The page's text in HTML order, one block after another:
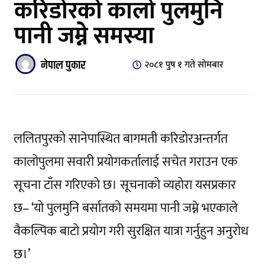
करिडोरको कालो पुलमुनि
पानी जम्ने समस्या
नेपाल पुकार २०८१ पुष १ गते सोमबार
ललितपुरको सानेपास्थित बागमती करिडोरअन्तर्गत
कालोपुलमा सवारी प्रयोगकर्तालाई सचेत गराउन एक
सूचना टाँस गरिएको छ। सूचनाको व्यहोरा यसप्रकार
छ– ‘यो पुलमुनि बर्सातको समयमा पानी जम्ने भएकाले
वैकल्पिक बाटो प्रयोग गरी सुरक्षित यात्रा गर्नुहुन अनुरोध
छ।’